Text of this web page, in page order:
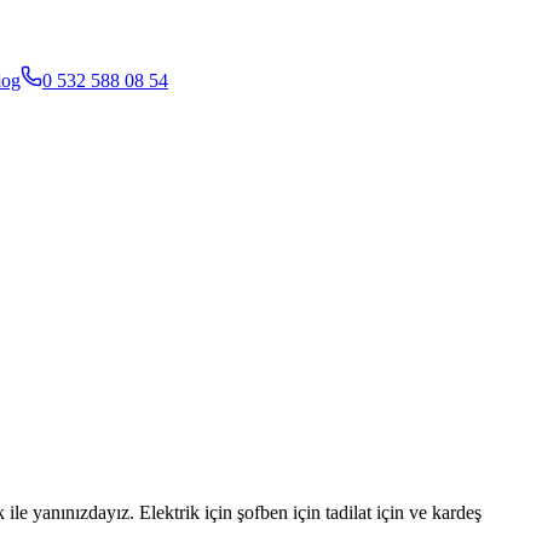
0 532 588 08 54
yanınızdayız. Elektrik için şofben için tadilat için ve kardeş